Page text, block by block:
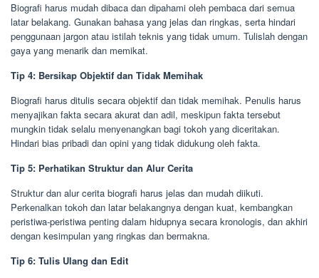
Biografi harus mudah dibaca dan dipahami oleh pembaca dari semua
latar belakang. Gunakan bahasa yang jelas dan ringkas, serta hindari
penggunaan jargon atau istilah teknis yang tidak umum. Tulislah dengan
gaya yang menarik dan memikat.
Tip 4: Bersikap Objektif dan Tidak Memihak
Biografi harus ditulis secara objektif dan tidak memihak. Penulis harus
menyajikan fakta secara akurat dan adil, meskipun fakta tersebut
mungkin tidak selalu menyenangkan bagi tokoh yang diceritakan.
Hindari bias pribadi dan opini yang tidak didukung oleh fakta.
Tip 5: Perhatikan Struktur dan Alur Cerita
Struktur dan alur cerita biografi harus jelas dan mudah diikuti.
Perkenalkan tokoh dan latar belakangnya dengan kuat, kembangkan
peristiwa-peristiwa penting dalam hidupnya secara kronologis, dan akhiri
dengan kesimpulan yang ringkas dan bermakna.
Tip 6: Tulis Ulang dan Edit